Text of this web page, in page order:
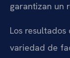
garantizan un
Los
variedad de